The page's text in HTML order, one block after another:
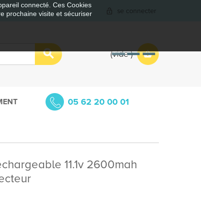
connecté. Ces Cookies
prochaine visite et sécuriser
se connecter
vide
05 62 20 00 01
11.1v 2600mah